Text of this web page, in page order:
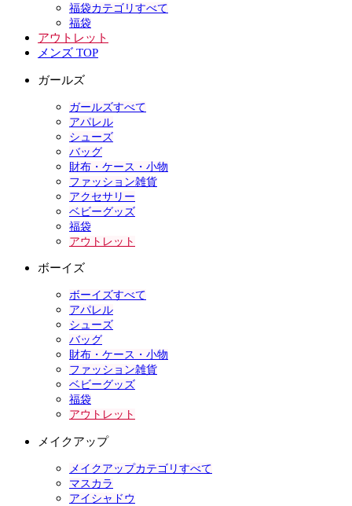
福袋カテゴリすべて
福袋
アウトレット
メンズ TOP
ガールズ
ガールズすべて
アパレル
シューズ
バッグ
財布・ケース・小物
ファッション雑貨
アクセサリー
ベビーグッズ
福袋
アウトレット
ボーイズ
ボーイズすべて
アパレル
シューズ
バッグ
財布・ケース・小物
ファッション雑貨
ベビーグッズ
福袋
アウトレット
メイクアップ
メイクアップカテゴリすべて
マスカラ
アイシャドウ